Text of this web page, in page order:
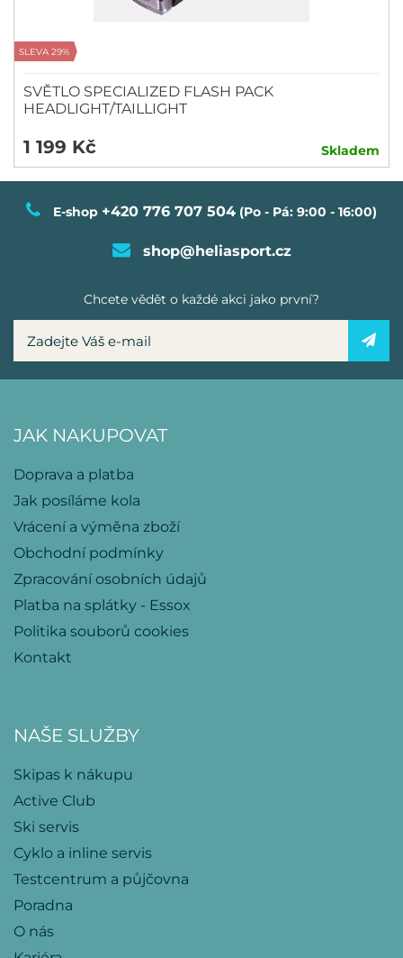
SLEVA 29%
SVĚTLO SPECIALIZED FLASH PACK
HEADLIGHT/TAILLIGHT
1 199 Kč Skladem
E-shop +420 776 707 504 (Po - Pá: 9:00 - 16:00)
shop@heliasport.cz
Chcete vědět o každé akci jako první?
JAK NAKUPOVAT
Doprava a platba
Jak posíláme kola
Vrácení a výměna zboží
Obchodní podmínky
Zpracování osobních údajů
Platba na splátky - Essox
Politika souborů cookies
Kontakt
NAŠE SLUŽBY
Skipas k nákupu
Active Club
Ski servis
Cyklo a inline servis
Testcentrum a půjčovna
Poradna
O nás